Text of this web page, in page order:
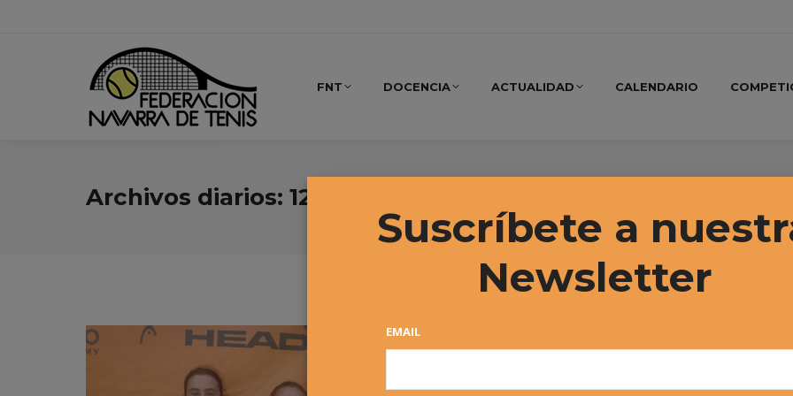
FNT DOCENCIA ACTUALIDAD CALENDARIO
Archivos diarios: 12 agosto, 2025
Suscríbete a
Newsletter
EMAIL